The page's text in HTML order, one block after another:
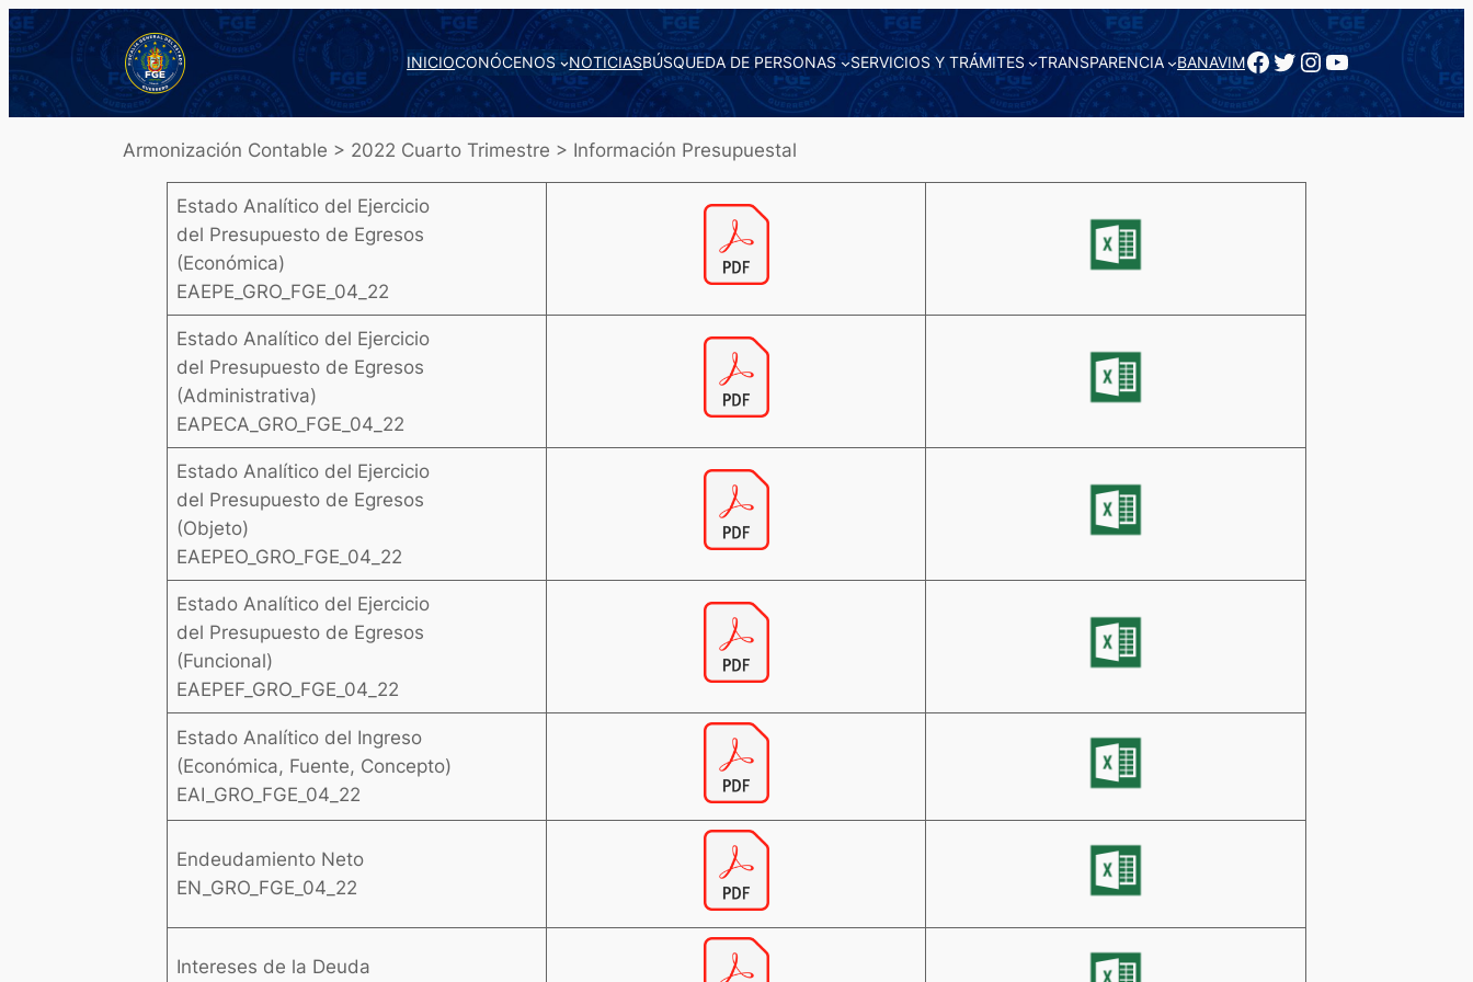
Saltar
al
contenido
INICIOCONÓCENOS NOTICIASBÚSQUEDA DE PERSONAS SERVICIOS Y TRÁMITES TRANSPARENCIA BANAVIMFacebook
Twitter
Instagram
YouTube
Armonización Contable > 2022 Cuarto Trimestre > Información Presupuestal
Estado Analítico del Ejercicio
del Presupuesto de Egresos
(Económica)
EAEPE_GRO_FGE_04_22
Estado Analítico del Ejercicio
del Presupuesto de Egresos
(Administrativa)
EAPECA_GRO_FGE_04_22
Estado Analítico del Ejercicio
del Presupuesto de Egresos
(Objeto)
EAEPEO_GRO_FGE_04_22
Estado Analítico del Ejercicio
del Presupuesto de Egresos
(Funcional)
EAEPEF_GRO_FGE_04_22
Estado Analítico del Ingreso
(Económica, Fuente, Concepto)
EAI_GRO_FGE_04_22
Endeudamiento Neto
EN_GRO_FGE_04_22
Intereses de la Deuda